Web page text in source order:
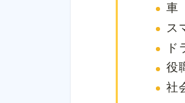
車
ス
ド
役
社